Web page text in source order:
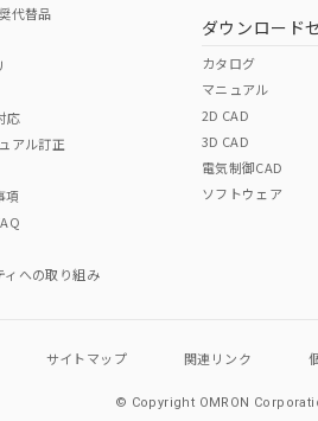
Cr(VI)
流通在庫等で未対応品が混在する可能
へお問い合わせください。
代替品
応
アル訂正
項
ィへの取り組み
ダウンロード
カタログ
マニュアル
2D CAD
3D CAD
電気制御CAD
ソフトウェア
サイトマップ 関連リンク
© Copyright OMRON